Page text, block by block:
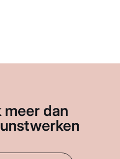
meer dan